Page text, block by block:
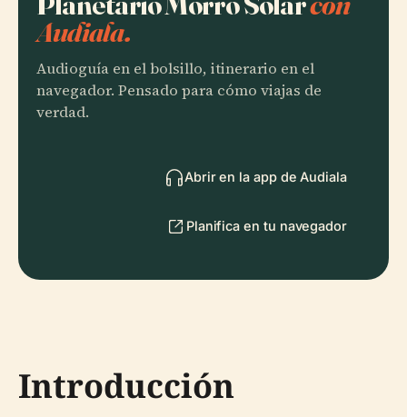
Audiala.
Audioguía en el bolsillo, itinerario en el
navegador. Pensado para cómo viajas de
verdad.
Abrir en la app de Audiala
Planifica en tu navegador
Introducción